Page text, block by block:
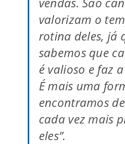
valorizam o
rotina deles, já
sabemos que
é valioso e faz
É mais uma
encontramos
cada vez mais
eles”.